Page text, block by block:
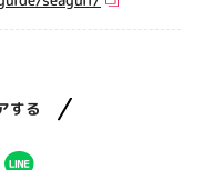
する